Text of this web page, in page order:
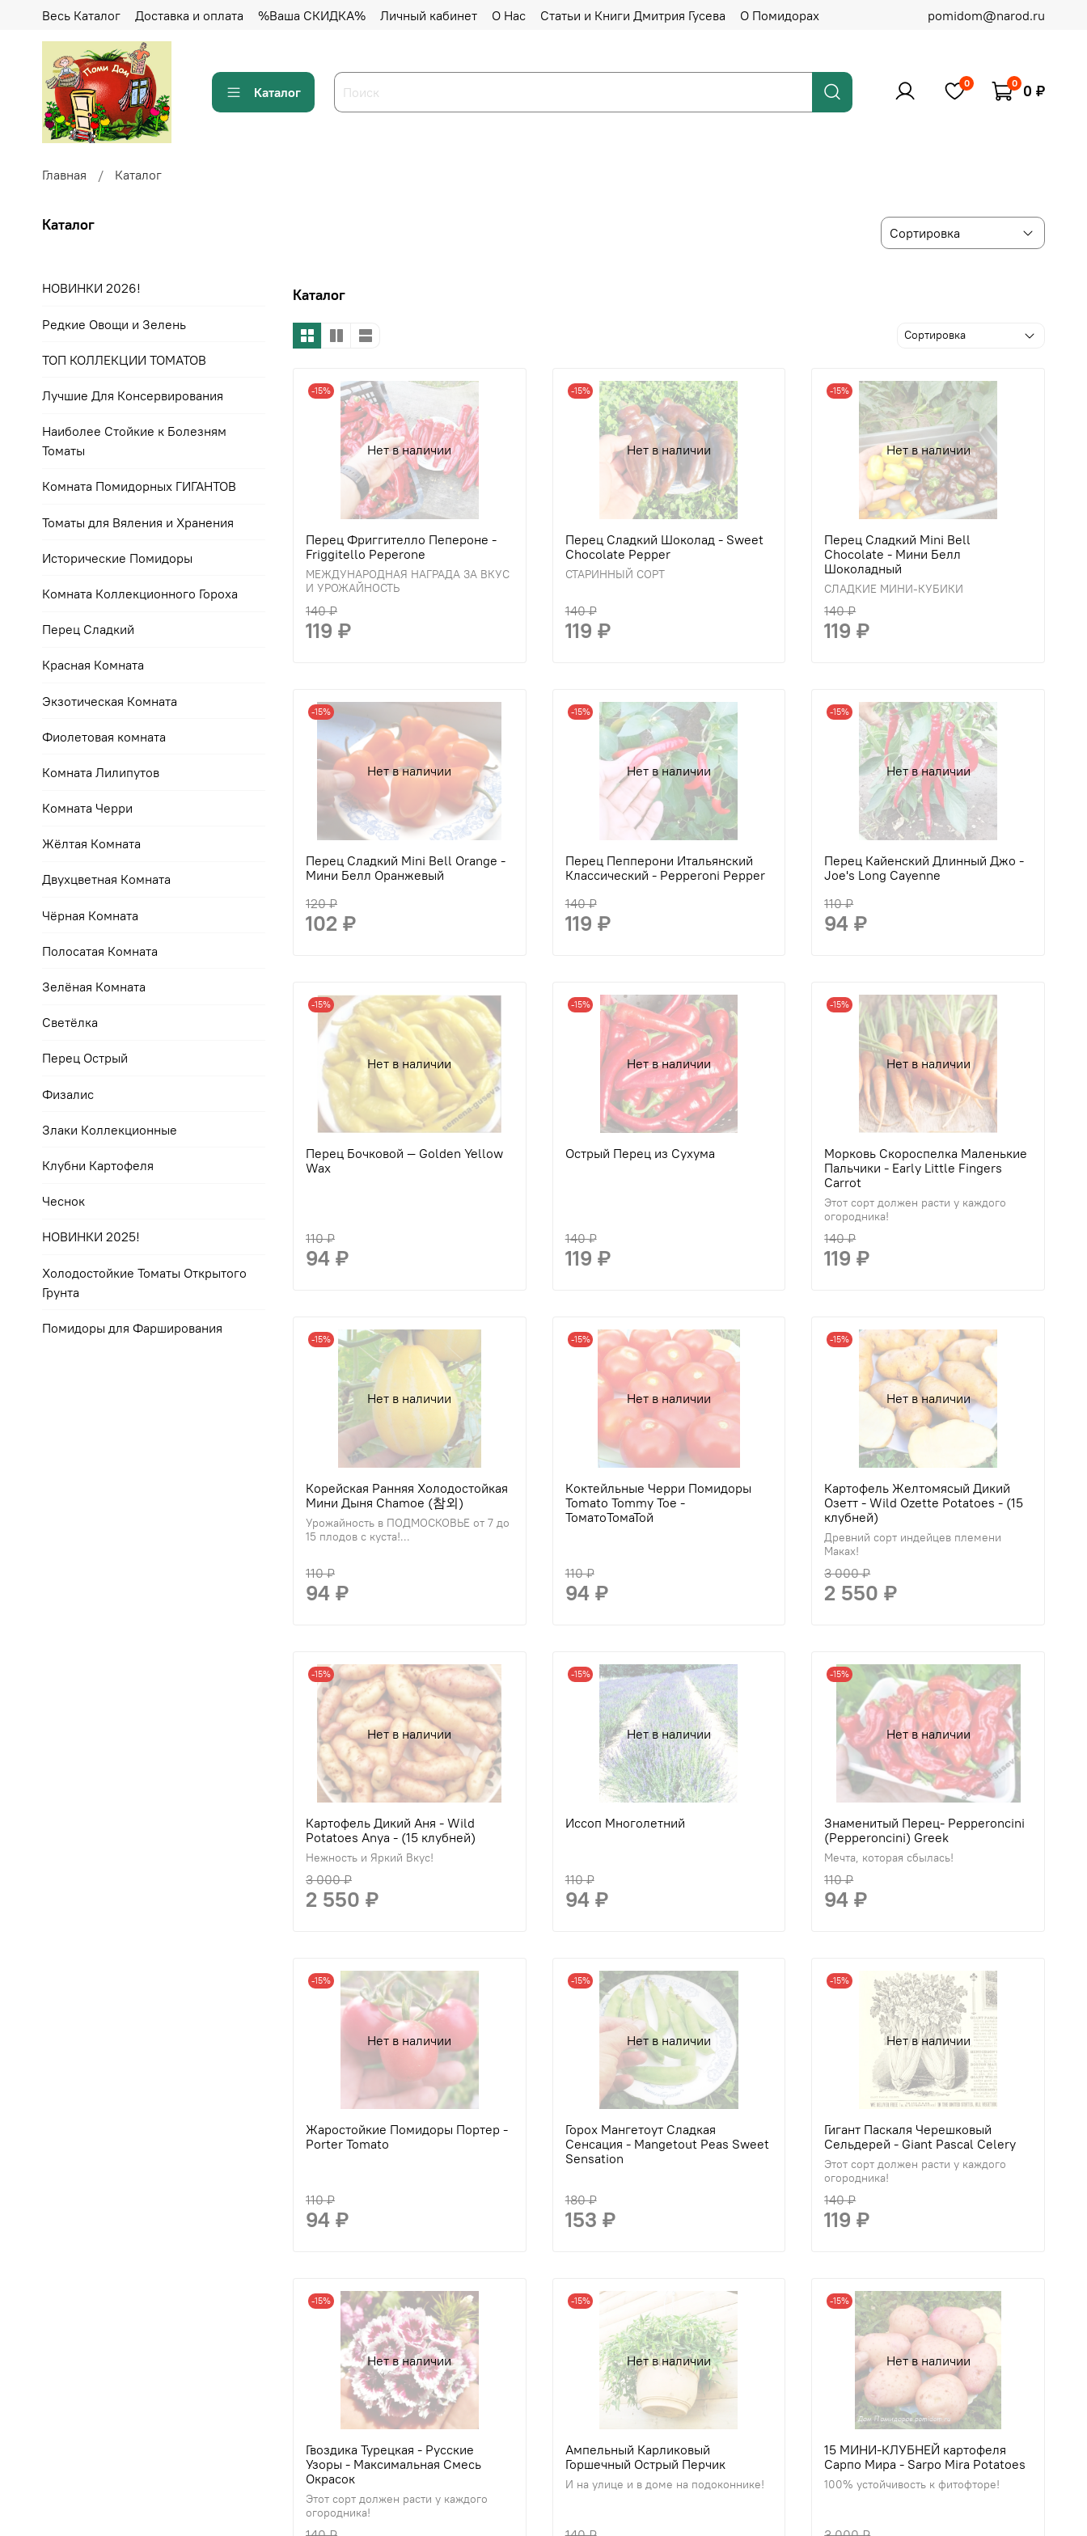
Весь Каталог Доставка и оплата %Ваша СКИДКА% Личный кабинет О Нас Статьи и Книги Дмитрия Гусева О Помидорах pomidom@narod.ru
Каталог
0 0 0 ₽
Главная Каталог
Каталог
Каталог
Нет в наличии
-15%
Перец Фриггителло Пепероне -
Friggitello Peperone
МЕЖДУНАРОДНАЯ НАГРАДА ЗА ВКУС
И УРОЖАЙНОСТЬ
140 ₽
119 ₽
Нет в наличии
-15%
Перец Сладкий Шоколад - Sweet
Chocolate Pepper
СТАРИННЫЙ СОРТ
140 ₽
119 ₽
Нет в наличии
-15%
Перец Сладкий Mini Bell
Сhocolate - Мини Белл
Шоколадный
СЛАДКИЕ МИНИ-КУБИКИ
140 ₽
119 ₽
Нет в наличии
-15%
Перец Сладкий Mini Bell Orange -
Мини Белл Оранжевый
120 ₽
102 ₽
Нет в наличии
-15%
Перец Пепперони Итальянский
Классический - Pepperoni Pepper
140 ₽
119 ₽
Нет в наличии
-15%
Перец Кайенский Длинный Джо -
Joe's Long Cayenne
110 ₽
94 ₽
Нет в наличии
-15%
Перец Бочковой — Golden Yellow
Wax
110 ₽
94 ₽
Нет в наличии
-15%
Острый Перец из Сухума
140 ₽
119 ₽
Нет в наличии
-15%
Морковь Скороспелка Маленькие
Пальчики - Early Little Fingers
Carrot
Этот сорт должен расти у каждого
огородника!
140 ₽
119 ₽
Нет в наличии
-15%
Корейская Ранняя Холодостойкая
Мини Дыня Chamoe (참외)
Урожайность в ПОДМОСКОВЬЕ от 7 до
15 плодов с куста!...
110 ₽
94 ₽
Нет в наличии
-15%
Коктейльные Черри Помидоры
Tomato Tommy Toe -
ТоматоТомаТой
110 ₽
94 ₽
Нет в наличии
-15%
Картофель Желтомясый Дикий
Озетт - Wild Ozette Potatoes - (15
клубней)
Древний сорт индейцев племени
Маках!
3 000 ₽
2 550 ₽
Нет в наличии
-15%
Картофель Дикий Аня - Wild
Potatoes Anya - (15 клубней)
Нежность и Яркий Вкус!
3 000 ₽
2 550 ₽
Нет в наличии
-15%
Иссоп Многолетний
110 ₽
94 ₽
Нет в наличии
-15%
Знаменитый Перец- Pepperoncini
(Pepperoncini) Greek
Мечта, которая сбылась!
110 ₽
94 ₽
Нет в наличии
-15%
Жаростойкие Помидоры Портер -
Porter Tomato
110 ₽
94 ₽
Нет в наличии
-15%
Горох Мангетоут Сладкая
Сенсация - Mangetout Peas Sweet
Sensation
180 ₽
153 ₽
Нет в наличии
-15%
Гигант Паскаля Черешковый
Сельдерей - Giant Pascal Celery
Этот сорт должен расти у каждого
огородника!
140 ₽
119 ₽
Нет в наличии
-15%
Гвоздика Турецкая - Русские
Узоры - Максимальная Смесь
Окрасок
Этот сорт должен расти у каждого
огородника!
Нет в наличии
-15%
Ампельный Карликовый
Горшечный Острый Перчик
И на улице и в доме на подоконнике!
Нет в наличии
-15%
15 МИНИ-КЛУБНЕЙ картофеля
Сарпо Мира - Sarpo Mira Potatoes
100% устойчивость к фитофторе!
НОВИНКИ 2026!
Редкие Овощи и Зелень
ТОП КОЛЛЕКЦИИ ТОМАТОВ
Лучшие Для Консервирования
Наиболее Стойкие к Болезням
Томаты
Комната Помидорных ГИГАНТОВ
Томаты для Вяления и Хранения
Исторические Помидоры
Комната Коллекционного Гороха
Перец Сладкий
Красная Комната
Экзотическая Комната
Фиолетовая комната
Комната Лилипутов
Комната Черри
Жёлтая Комната
Двухцветная Комната
Чёрная Комната
Полосатая Комната
Зелёная Комната
Светёлка
Перец Острый
Физалис
Злаки Коллекционные
Клубни Картофеля
Чеснок
НОВИНКИ 2025!
Холодостойкие Томаты Открытого
Грунта
Помидоры для Фарширования